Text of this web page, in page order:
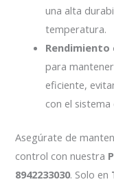
una alta
temperatura.
Rendimiento
para
eficiente,
con el
Asegúrate de
control con nuestra
8942233030. Solo en